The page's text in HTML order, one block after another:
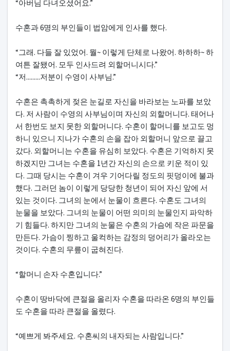
“아버님 다녀오셨어요.”
수혼과 6명의 부인들이 법암에게 인사를 했다.
“그래. 다들 잘 있었어. 뭘~ 이렇게 단체로 나왔어. 하하하~ 하
여튼 잘됐어. 모두 인사드려 외할머니시다.”
“저.........저분이 수영이 사부님.”
수혼은 촉촉하게 젖은 눈길로 자신을 바라보는 노파를 보았
다. 저 사람이 수영의 사부님이며 자신의 외할머니다. 태어나
서 한번도 보지 못한 외할머니다. 수혼이 할머니를 보고도 멍
하니 있으니 지나가 수혼의 손을 잡아 외할머니 앞으로 끌고
갔다. 외할머니는 수혼을 유심히 보았다. 수혼은 기억하지 못
하겠지만 그녀는 수혼을 1년간 자신의 손으로 키운 적이 있
다. 그때 당시는 수혼이 겨우 기어다릴 정도의 핏덩이에 불과
했다. 그러던 놈이 이렇게 당당한 청년이 되어 자신 앞에 서
있는 것이다. 그녀의 눈에서 눈물이 흐른다. 수혼도 그녀의
눈물을 보았다. 그녀의 눈물이 어떤 의미의 눈물인지 파악하
기 힘들다. 하지만 그녀의 눈물은 수혼의 가슴에 작은 파문을
만든다. 가슴이 찡하고 울컥하는 감정의 덩어리가 올라오는
것이다. 수혼의 무릎이 굽혀진다.
“할머니 손자 수혼입니다.”
수혼이 땅바닥에 큰절을 올리자 수혼을 따라온 6명의 부인들
도 수혼을 따라 큰절을 올렸다.
“예쁘게 봐주세요. 수혼씨의 내자되는 사람입니다.”